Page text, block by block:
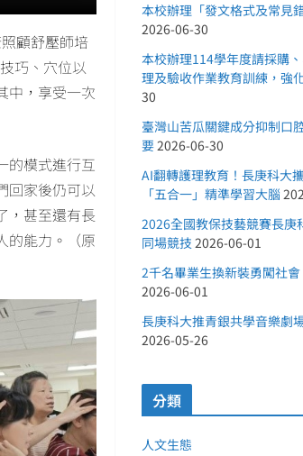
顧舒壓師培
巧、穴位以
中，享受一次
的模式進行互
回家後仍可以
，甚至還有長
的能力。（原
本校辦理「發文格式及常見
2026-06-30
本校辦理114學年度請採購
理及驗收作業教育訓練，強
30
臺灣山苦瓜關鍵成分抑制口
要2026-06-30
AI翻轉護理教育！長庚科大
「五合一」精準學習大腦
2026全國教保技藝競賽長
同場競技 2026-06-01
2千名畢業生換新裝勇闖社
2026-06-01
長庚科大推青銀共學音樂
2026-05-26
分類
人文生態